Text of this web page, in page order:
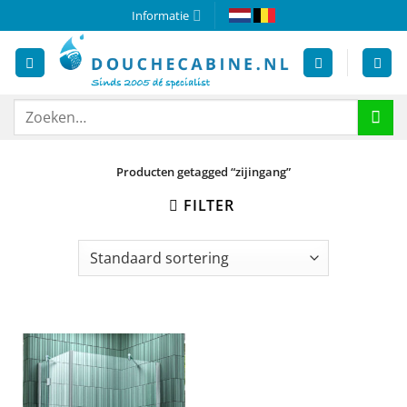
naar
inhoud
Informatie
Zoeken
Producten getagged “zijingang”
FILTER